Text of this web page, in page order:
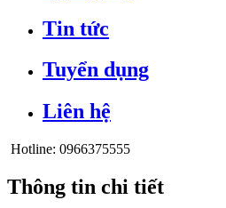
Tin tức
Tuyển dụng
Liên hệ
Hotline: 0966375555
Thông tin chi tiết